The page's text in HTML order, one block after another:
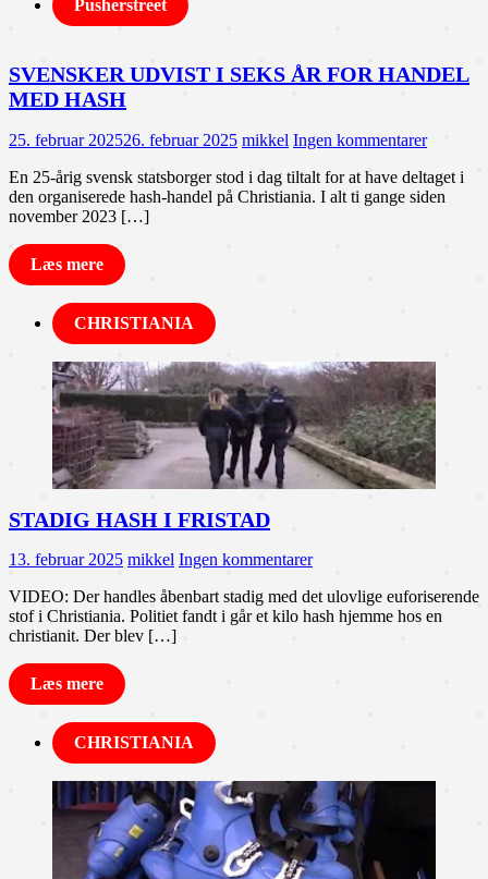
Pusherstreet
SVENSKER UDVIST I SEKS ÅR FOR HANDEL
MED HASH
25. februar 202526. februar 2025 mikkel Ingen kommentarer
En 25-årig svensk statsborger stod i dag tiltalt for at have deltaget i
den organiserede hash-handel på Christiania. I alt ti gange siden
november 2023 […]
Læs mere
CHRISTIANIA
STADIG HASH I FRISTAD
13. februar 2025 mikkel Ingen kommentarer
VIDEO: Der handles åbenbart stadig med det ulovlige euforiserende
stof i Christiania. Politiet fandt i går et kilo hash hjemme hos en
christianit. Der blev […]
Læs mere
CHRISTIANIA